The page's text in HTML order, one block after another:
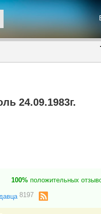
24.09.1983г.
100% положительных
8197